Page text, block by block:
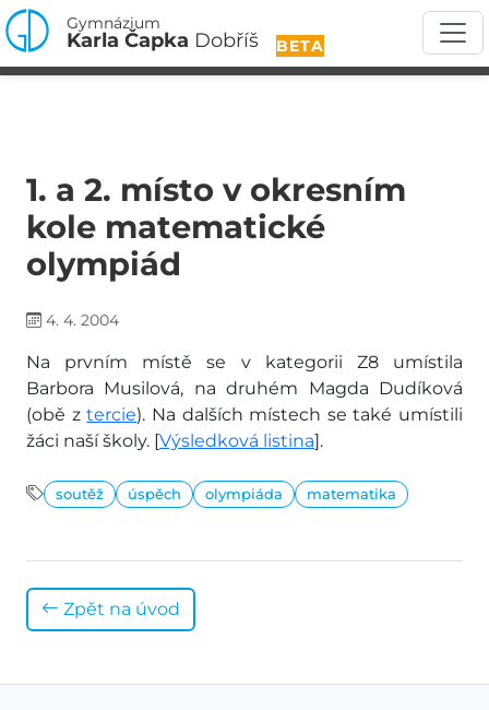
Gymnázium
BETA
Karla Čapka Dobříš
1. a 2. místo v okresním
kole matematické
olympiád
4. 4. 2004
Na prvním místě se v kategorii Z8 umístila
Barbora Musilová, na druhém Magda Dudíková
(obě ztercie). Na dalších místech se také umístili
žáci naší školy. [Výsledková listina].
soutěž úspěch olympiáda matematika
Zpět na úvod